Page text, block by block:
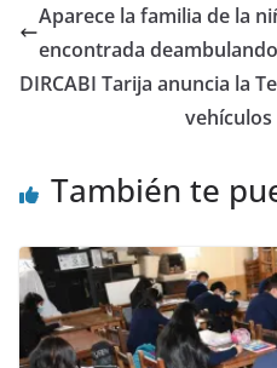
Aparece la familia de la
encontrada
DIRCABI Tarija anuncia la
También te